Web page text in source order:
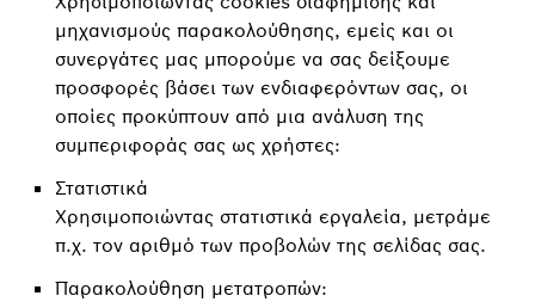
μηχανισμούς παρακολούθησης, εμείς και οι
συνεργάτες μας μπορούμε να σας δείξουμε
προσφορές βάσει των ενδιαφερόντων σας, οι
οποίες προκύπτουν από μια ανάλυση της
συμπεριφοράς σας ως χρήστες:
Στατιστικά
Χρησιμοποιώντας στατιστικά εργαλεία, μετράμε
π.χ. τον αριθμό των προβολών της σελίδας σας.
Παρακολούθηση μετατροπών: